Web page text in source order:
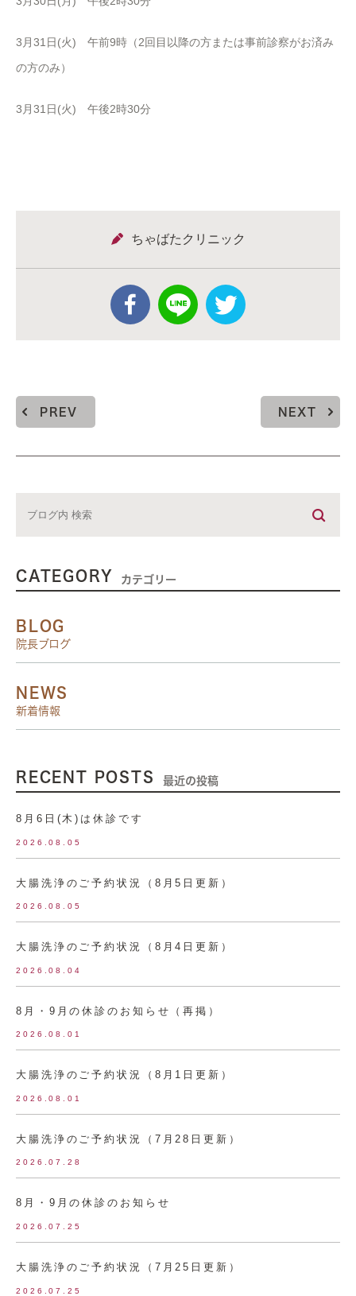
3月31日(火) 午前9時（2回目以降の方または事前診察がお済み
の方のみ）
3月31日(火) 午後2時30分
ちゃばたクリニック
PREV NEXT
CATEGORY カテゴリー
BLOG
院長ブログ
NEWS
新着情報
RECENT POSTS 最近の投稿
8月6日(木)は休診です
2026.08.05
大腸洗浄のご予約状況（8月5日更新）
2026.08.05
大腸洗浄のご予約状況（8月4日更新）
2026.08.04
8月・9月の休診のお知らせ（再掲）
2026.08.01
大腸洗浄のご予約状況（8月1日更新）
2026.08.01
大腸洗浄のご予約状況（7月28日更新）
2026.07.28
8月・9月の休診のお知らせ
2026.07.25
大腸洗浄のご予約状況（7月25日更新）
2026.07.25